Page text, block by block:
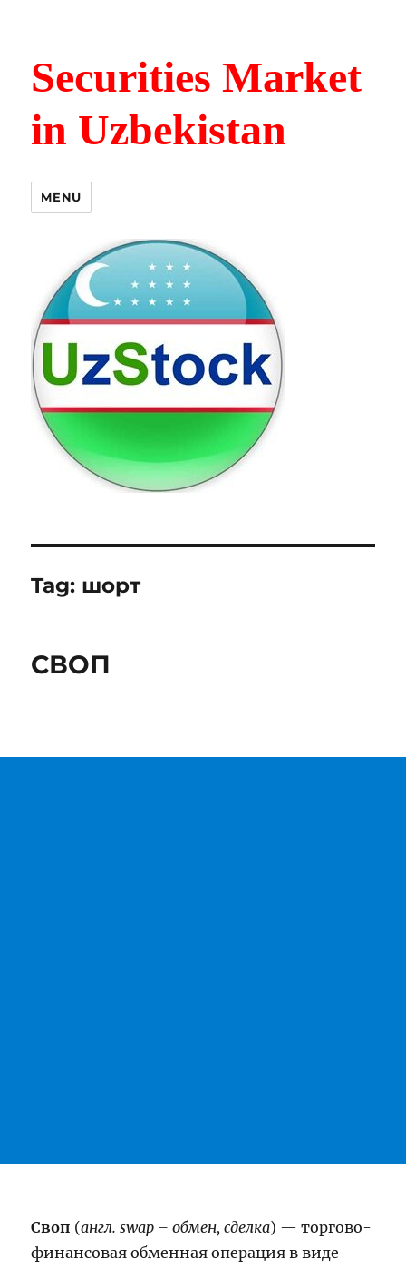
Securities Market
in Uzbekistan
MENU
Tag: шорт
СВОП
Своп (англ. swap – обмен, сделка) — торгово-
финансовая обменная операция в виде